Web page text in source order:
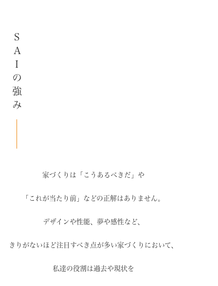
SAIの強み
家づくりは「こうあるべきだ」や
「これが当たり前」などの正解はありません。
デザインや性能、夢や感性など、
きりがないほど注目すべき点が多い家づくりにおいて、
私達の役割は過去や現状を